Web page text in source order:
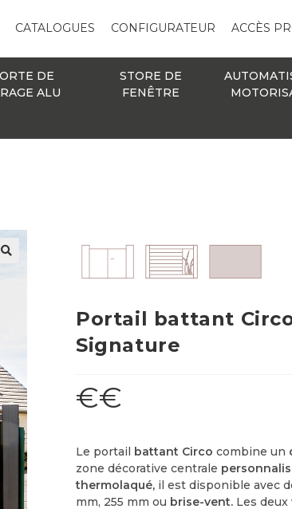
CATALOGUES CONFIGURATEUR ACCÈS
DE
ALU
STORE DE
FENÊTRE
Portail battant
Signature
€€
Le portail battant Circo combine un
zone décorative centrale
thermolaqué, il est disponible avec
mm, 255 mm ou brise-vent. Les